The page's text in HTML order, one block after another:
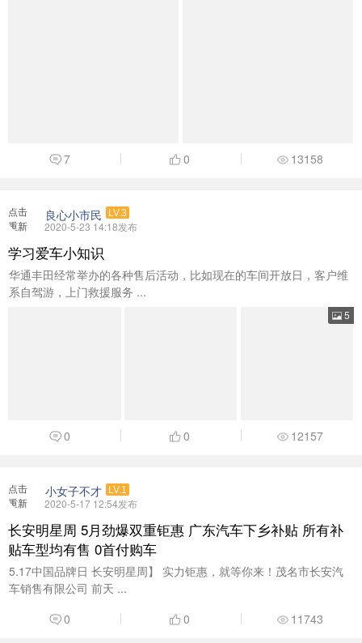
7 0 13158
点击
重新
良心小市民 LV.3
2020-5-23 14:18发布
学习爱车小知识
华通丰田经常举办的各种售后活动，比如现在的车间开放日，客户维
系自驾游，上门救援服务 ...
5
0 0 12157
点击
重新
小女子不才 LV.1
2020-5-17 12:54发布
长安明星周 5月劲爆双重钜惠 广东汽车下乡补贴 所有补
贴车型均有售 0首付购车
5.17中国品牌日 长安明星周】 实力钜惠，就等你来！茂名市长安汽
车销售有限公司 前天 ...
0
0 11743